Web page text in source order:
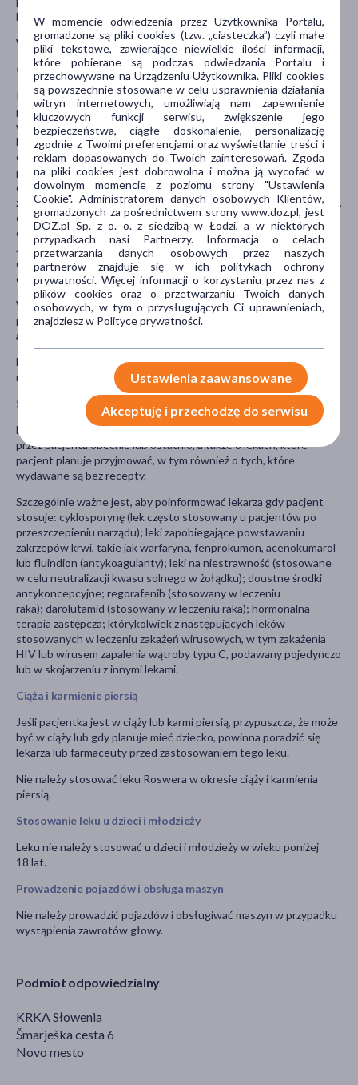
Podmiot odpowiedzialny
KRKA Słowenia
Šmarješka cesta 6
Novo mesto
leku; zwiększenie stężenia białka w moczu.
Więcej informacji na ulotce dołączonej do leku.
Ostrzeżenia i środki ostrożności
Przed zastosowaniem leku należy poinformować lekarza, jeśli
pacjent: ma zaburzenia czynności nerek; ma zaburzenia czynności
wątroby; w przeszłości miał powtarzające się lub niewyjaśnione
bóle mięśni lub problemy z mięśniami lub podobne problemy u
osób spokrewnionych lub problemy z mięśniami podczas
przyjmowania w przeszłości innych leków obniżających stężenie
cholesterolu; regularnie spożywa duże ilości alkoholu; ma
zaburzenia czynności tarczycy; przyjmuje inne leki zwane fibratami,
obniżające stężenie cholesterolu; przyjmuje lub przyjmował w
ciągu ostatnich 7 dni doustnie lub we wstrzyknięciach lek
zawierający kwas fusydowy; jest w wieku powyżej 70 lat; ma
ciężką niewydolność oddechową; miał bądź ma wysypkę skórą o
ciężkim nasileniu, łuszczenie się skóry, pęcherze.
W trakcie stosowania leku Roswera lekarz powinien
przeprowadzić badania laboratoryjne sprawdzające zwiększenie
aktywności enzymów wątrobowych we krwi.
Lek należy przechowywać w miejscu niewidocznym i
niedostępnym dla dzieci.
Stosowanie innych leków
Należy powiedzieć lekarzowi o wszystkich lekach przyjmowanych
przez pacjenta obecnie lub ostatnio, a także o lekach, które
pacjent planuje przyjmować, w tym również o tych, które
wydawane są bez recepty.
Szczególnie ważne jest, aby poinformować lekarza gdy pacjent
stosuje: cyklosporynę (lek często stosowany u pacjentów po
przeszczepieniu narządu); leki zapobiegające powstawaniu
zakrzepów krwi, takie jak warfaryna, fenprokumon, acenokumarol
lub fluindion (antykoagulanty); leki na niestrawność (stosowane
w celu neutralizacji kwasu solnego w żołądku); doustne środki
antykoncepcyjne; regorafenib (stosowany w leczeniu
raka); darolutamid (stosowany w leczeniu raka); hormonalna
terapia zastępcza; którykolwiek z następujących leków
stosowanych w leczeniu zakażeń wirusowych, w tym zakażenia
HIV lub wirusem zapalenia wątroby typu C, podawany pojedynczo
lub w skojarzeniu z innymi lekami.
Ciąża i karmienie piersią
Jeśli pacjentka jest w ciąży lub karmi piersią, przypuszcza, że może
być w ciąży lub gdy planuje mieć dziecko, powinna poradzić się
lekarza lub farmaceuty przed zastosowaniem tego leku.
Nie należy stosować leku Roswera w okresie ciąży i karmienia
piersią.
Stosowanie leku u dzieci i młodzieży
Leku nie należy stosować u dzieci i młodzieży w wieku poniżej
18 lat.
Prowadzenie pojazdów i obsługa maszyn
Nie należy prowadzić pojazdów i obsługiwać maszyn w przypadku
wystąpienia zawrotów głowy.
W momencie odwiedzenia przez Użytkownika Portalu,
gromadzone są pliki cookies (tzw. „ciasteczka”) czyli małe
pliki tekstowe, zawierające niewielkie ilości informacji,
które pobierane są podczas odwiedzania Portalu i
przechowywane na Urządzeniu Użytkownika. Pliki cookies
są powszechnie stosowane w celu usprawnienia działania
witryn internetowych, umożliwiają nam zapewnienie
kluczowych funkcji serwisu, zwiększenie jego
bezpieczeństwa, ciągłe doskonalenie, personalizację
zgodnie z Twoimi preferencjami oraz wyświetlanie treści i
reklam dopasowanych do Twoich zainteresowań. Zgoda
na pliki cookies jest dobrowolna i można ją wycofać w
dowolnym momencie z poziomu strony "Ustawienia
Cookie". Administratorem danych osobowych Klientów,
gromadzonych za pośrednictwem strony www.doz.pl, jest
DOZ.pl Sp. z o. o. z siedzibą w Łodzi, a w niektórych
przypadkach nasi Partnerzy. Informacja o celach
przetwarzania danych osobowych przez naszych
partnerów znajduje się w ich politykach ochrony
prywatności. Więcej informacji o korzystaniu przez nas z
plików cookies oraz o przetwarzaniu Twoich danych
osobowych, w tym o przysługujących Ci uprawnieniach,
znajdziesz w Polityce prywatności.
Ustawienia zaawansowane
Akceptuję i przechodzę do serwisu